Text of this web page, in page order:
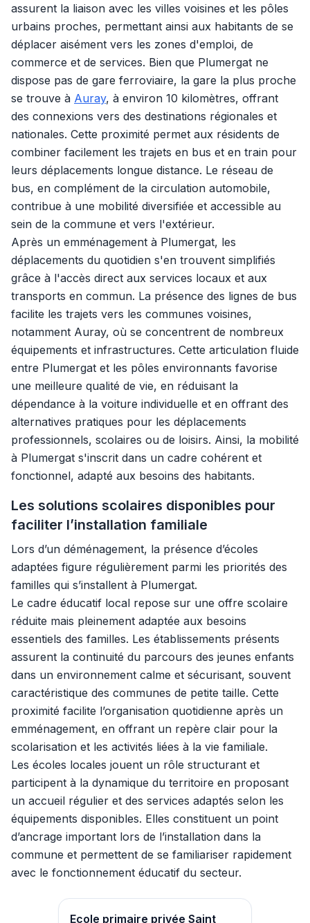
assurent la liaison avec les villes voisines et les pôles
urbains proches, permettant ainsi aux habitants de se
déplacer aisément vers les zones d'emploi, de
commerce et de services. Bien que Plumergat ne
dispose pas de gare ferroviaire, la gare la plus proche
se trouve à Auray, à environ 10 kilomètres, offrant
des connexions vers des destinations régionales et
nationales. Cette proximité permet aux résidents de
combiner facilement les trajets en bus et en train pour
leurs déplacements longue distance. Le réseau de
bus, en complément de la circulation automobile,
contribue à une mobilité diversifiée et accessible au
sein de la commune et vers l'extérieur.
Après un emménagement à Plumergat, les
déplacements du quotidien s'en trouvent simplifiés
grâce à l'accès direct aux services locaux et aux
transports en commun. La présence des lignes de bus
facilite les trajets vers les communes voisines,
notamment Auray, où se concentrent de nombreux
équipements et infrastructures. Cette articulation fluide
entre Plumergat et les pôles environnants favorise
une meilleure qualité de vie, en réduisant la
dépendance à la voiture individuelle et en offrant des
alternatives pratiques pour les déplacements
professionnels, scolaires ou de loisirs. Ainsi, la mobilité
à Plumergat s'inscrit dans un cadre cohérent et
fonctionnel, adapté aux besoins des habitants.
Les solutions scolaires disponibles pour
faciliter l’installation familiale
Lors d’un déménagement, la présence d’écoles
adaptées figure régulièrement parmi les priorités des
familles qui s’installent à Plumergat.
Le cadre éducatif local repose sur une offre scolaire
réduite mais pleinement adaptée aux besoins
essentiels des familles. Les établissements présents
assurent la continuité du parcours des jeunes enfants
dans un environnement calme et sécurisant, souvent
caractéristique des communes de petite taille. Cette
proximité facilite l’organisation quotidienne après un
emménagement, en offrant un repère clair pour la
scolarisation et les activités liées à la vie familiale.
Les écoles locales jouent un rôle structurant et
participent à la dynamique du territoire en proposant
un accueil régulier et des services adaptés selon les
équipements disponibles. Elles constituent un point
d’ancrage important lors de l’installation dans la
commune et permettent de se familiariser rapidement
avec le fonctionnement éducatif du secteur.
Ecole primaire privée Saint